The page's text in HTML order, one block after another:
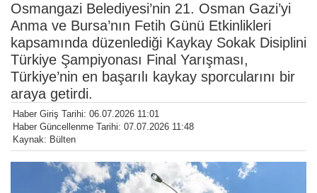
Osmangazi Belediyesi’nin 21. Osman Gazi’yi
Anma ve Bursa’nın Fetih Günü Etkinlikleri
kapsamında düzenlediği Kaykay Sokak Disiplini
Türkiye Şampiyonası Final Yarışması,
Türkiye’nin en başarılı kaykay sporcularını bir
araya getirdi.
Haber Giriş Tarihi: 06.07.2026 11:01
Haber Güncellenme Tarihi: 07.07.2026 11:48
Kaynak: Bülten